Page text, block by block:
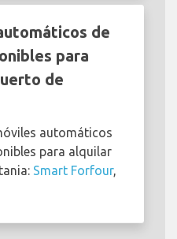
de
para
de
automáticos
para alquilar
Smart Forfour,